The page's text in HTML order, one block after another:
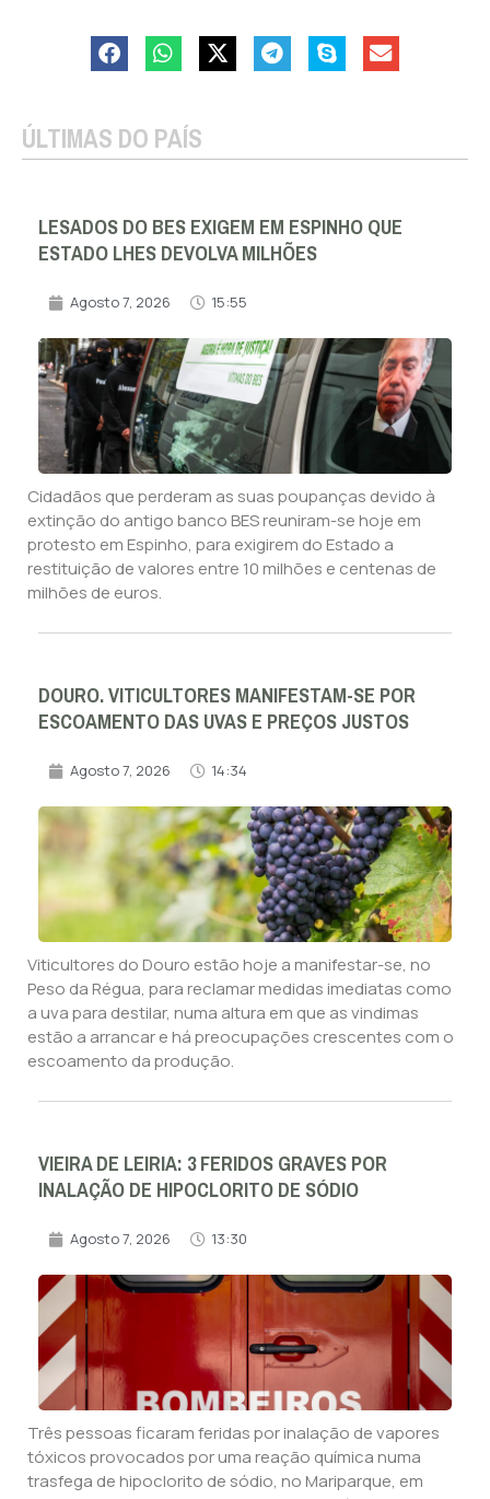
ÚLTIMAS DO PAÍS
LESADOS DO BES EXIGEM EM ESPINHO QUE
ESTADO LHES DEVOLVA MILHÕES
Agosto 7, 2026 15:55
Cidadãos que perderam as suas poupanças devido à
extinção do antigo banco BES reuniram-se hoje em
protesto em Espinho, para exigirem do Estado a
restituição de valores entre 10 milhões e centenas de
milhões de euros.
DOURO. VITICULTORES MANIFESTAM-SE POR
ESCOAMENTO DAS UVAS E PREÇOS JUSTOS
Agosto 7, 2026 14:34
Viticultores do Douro estão hoje a manifestar-se, no
Peso da Régua, para reclamar medidas imediatas como
a uva para destilar, numa altura em que as vindimas
estão a arrancar e há preocupações crescentes com o
escoamento da produção.
VIEIRA DE LEIRIA: 3 FERIDOS GRAVES POR
INALAÇÃO DE HIPOCLORITO DE SÓDIO
Agosto 7, 2026 13:30
Três pessoas ficaram feridas por inalação de vapores
tóxicos provocados por uma reação química numa
trasfega de hipoclorito de sódio, no Mariparque, em